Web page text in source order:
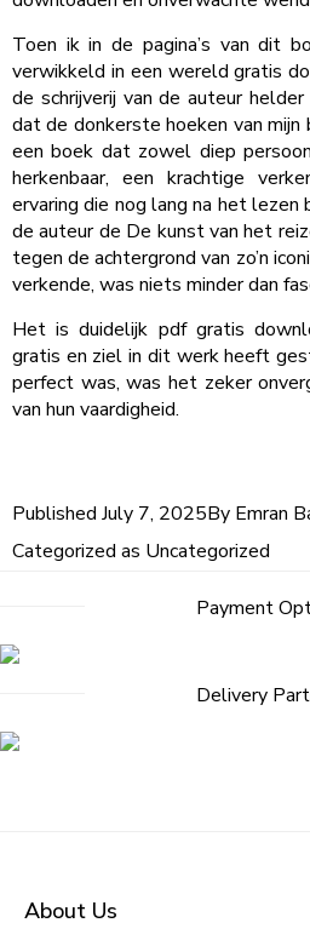
Toen ik in de pagina’s van dit
verwikkeld in een wereld gratis
de schrijverij van de auteur
dat de donkerste hoeken van
een boek dat zowel diep
herkenbaar, een krachtige
ervaring die nog lang na het lezen
de auteur de De kunst van het
tegen de achtergrond van zo’n
verkende, was niets minder dan
Het is duidelijk pdf gratis
gratis en ziel in dit werk heeft
perfect was, was het zeker
van hun vaardigheid.
Published July 7, 2025By Emran
Categorized as Uncategorized
Payment
Delivery
About Us